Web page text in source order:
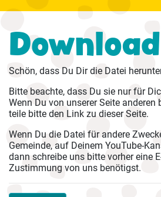
Natur
Abenteuer
Freizeit
Download
Schön, dass Du Dir die Datei
Bitte beachte, dass Du sie nur für
Wenn Du von unserer Seite anderen
teile bitte den Link zu dieser Seite.
Wenn Du die Datei für andere
Gemeinde, auf Deinem YouTube-
dann schreibe uns bitte vorher eine
Zustimmung von uns benötigst.